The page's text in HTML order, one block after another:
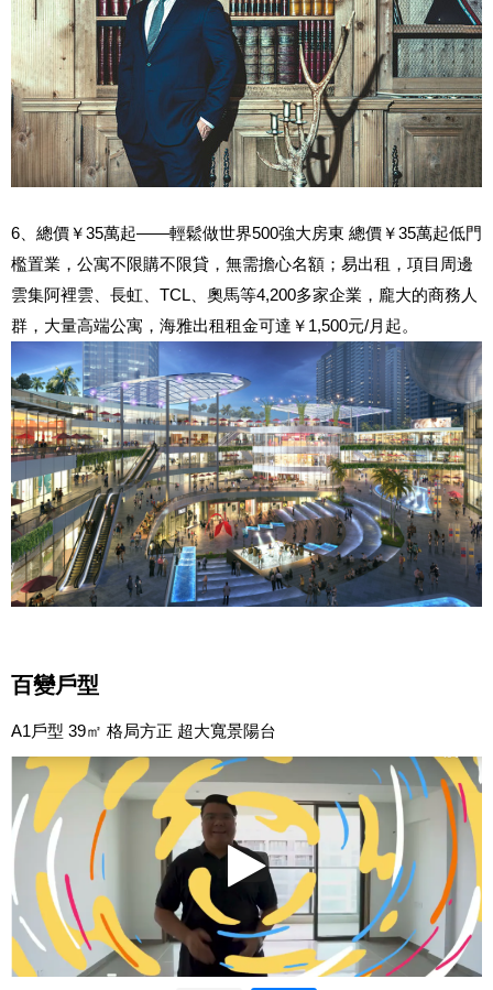
6、總價￥35萬起——輕鬆做世界500強大房東 總價￥35萬起低門
檻置業，公寓不限購不限貸，無需擔心名額；易出租，項目周邊
雲集阿裡雲、長虹、TCL、奧馬等4,200多家企業，龐大的商務人
群，大量高端公寓，海雅出租租金可達￥1,500元/月起。
百變戶型
A1戶型 39㎡ 格局方正 超大寬景陽台